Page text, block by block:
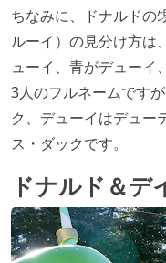
ちなみに、ドナルドの
ルーイ）の見分け方は
ューイ、青がデューイ
3人のフルネームです
ク、デューイはデュー
ス・ダックです。
ドナルド＆デ